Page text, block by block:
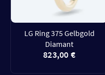
LG Ring 375 Gelbgold
Diamant
823,00 €